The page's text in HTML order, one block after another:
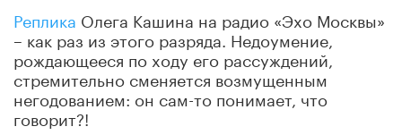
Реплика Олега Кашина на радио «Эхо Москвы»
– как раз из этого разряда. Недоумение,
рождающееся по ходу его рассуждений,
стремительно сменяется возмущенным
негодованием: он сам-то понимает, что
говорит?!